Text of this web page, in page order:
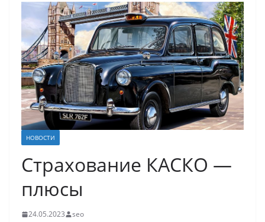
НОВОСТИ
Страхование КАСКО —
плюсы
24.05.2023 seo